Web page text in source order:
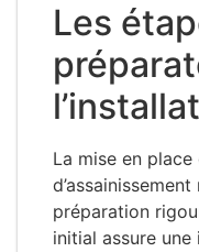
Les
La mise en place
préparation
initial assure